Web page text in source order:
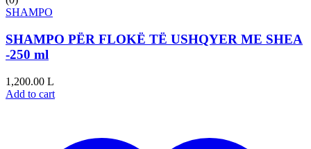
SHAMPO
SHAMPO PËR FLOKË TË USHQYER ME SHEA
-250 ml
1,200.00 L
Add to cart